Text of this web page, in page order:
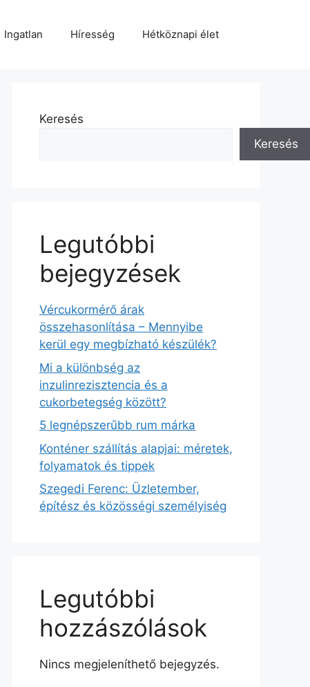
Ingatlan Híresség Hétköznapi élet
Keresés
Keresés
Legutóbbi
bejegyzések
Vércukormérő árak
összehasonlítása – Mennyibe
kerül egy megbízható készülék?
Mi a különbség az
inzulinrezisztencia és a
cukorbetegség között?
5 legnépszerűbb rum márka
Konténer szállítás alapjai: méretek,
folyamatok és tippek
Szegedi Ferenc: Üzletember,
építész és közösségi személyiség
Legutóbbi
hozzászólások
Nincs megjeleníthető bejegyzés.